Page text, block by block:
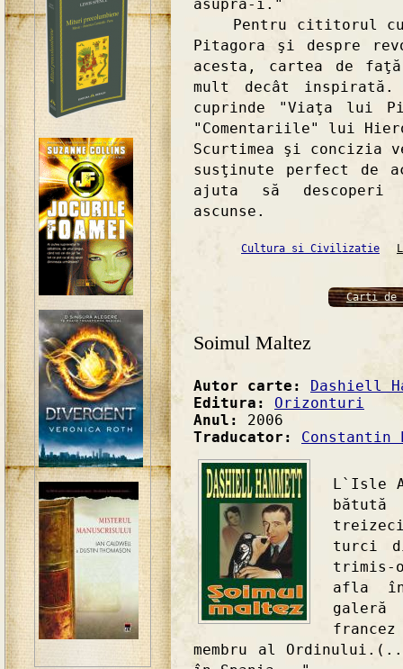
asupră-i."
Pentru cititorul
Pitagora şi despre
acesta, cartea de
mult decât
cuprinde "Viaţa lui
"Comentariile" lui
Scurtimea şi concizia
susţinute perfect de
ajuta să descoperi
ascunse.
Cultura si Civilizatie
Carti
Soimul Maltez
Autor carte:
Dashiell
Editura: Orizonturi
Anul: 2006
Traducator: Constantin
L`Isle
turci
trimis-
afla
membru al